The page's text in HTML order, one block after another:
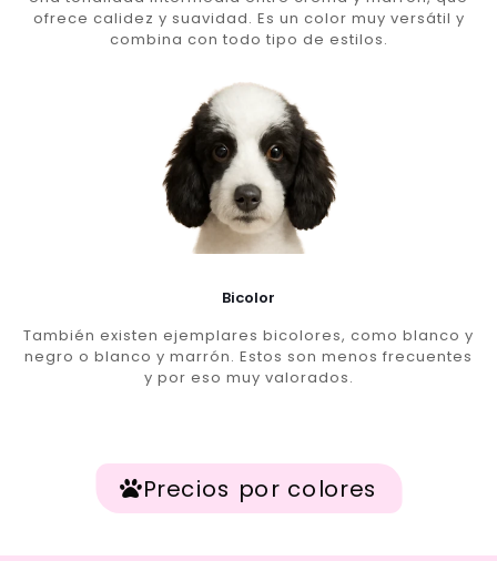
ofrece calidez y suavidad. Es un color muy versátil y
combina con todo tipo de estilos.
Bicolor
También existen ejemplares bicolores, como blanco y
negro o blanco y marrón. Estos son menos frecuentes
y por eso muy valorados.
Precios por colores